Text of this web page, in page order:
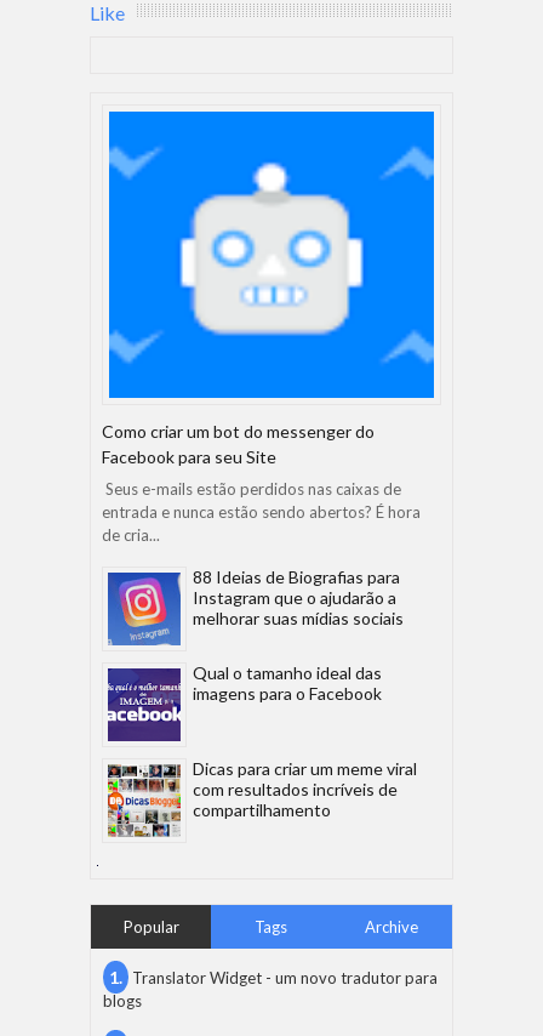
Like
Como criar um bot do messenger do
Facebook para seu Site
Seus e-mails estão perdidos nas caixas de
entrada e nunca estão sendo abertos? É hora
de cria...
88 Ideias de Biografias para
Instagram que o ajudarão a
melhorar suas mídias sociais
Qual o tamanho ideal das
imagens para o Facebook
Dicas para criar um meme viral
com resultados incríveis de
compartilhamento
Popular Tags Archive
Translator Widget - um novo tradutor para
blogs